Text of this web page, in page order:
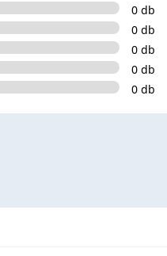
0 db
0 db
0 db
0 db
0 db